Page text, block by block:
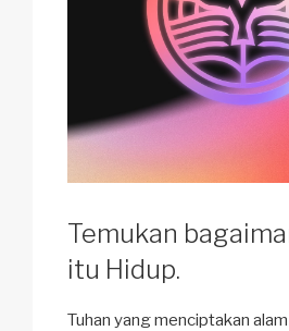
Temukan
itu Hidup.
Tuhan yang menciptakan